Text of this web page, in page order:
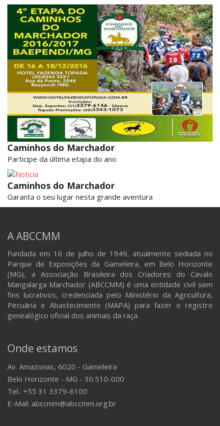
Caminhos do Marchador
Participe da última etapa do ano
Caminhos do Marchador
Garanta o seu lugar nesta grande aventura
A ABCCMM
Fundada em 16 de julho de 1949, atualmente sediada no
Parque de Exposições da Gameleira, em Belo Horizonte
(MG), a Associação Brasileira dos Criadores do Cavalo
Mangalarga Marchador (ABCCMM) é uma entidade civil sem
fins lucrativos, credenciada pelo Ministério da Agricultura,
Pecuária e Abastecimento (MAPA) para fazer o registro
genealógico oficial dos animais da raça.
Onde estamos
Av. Amazonas, 6020 - Gameleira
Belo Horizonte - MG - 30.510-000
Tel.: +55 31 3379-6100
E-Mail: abccmm@abccmm.org.br